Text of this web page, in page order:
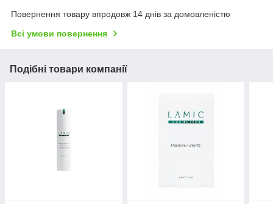
Повернення товару впродовж 14 днів за домовленістю
Всі умови повернення
Подібні товари компанії